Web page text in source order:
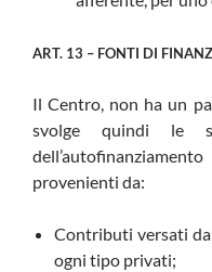
ART. 13 – FONTI DI
Il Centro, non ha un
svolge quindi le
provenienti da:
Contributi versati
ogni tipo privati;